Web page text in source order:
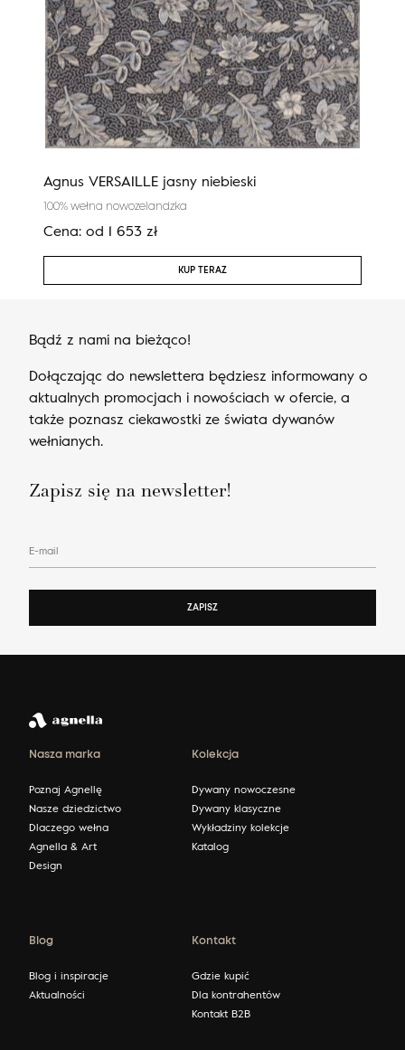
Agnus VERSAILLE jasny niebieski
100% wełna nowozelandzka
Cena: od 1 653 zł
KUP TERAZ
Bądź z nami na bieżąco!
Dołączając do newslettera będziesz informowany o
aktualnych promocjach i nowościach w ofercie, a
także poznasz ciekawostki ze świata dywanów
wełnianych.
Zapisz się na newsletter!
E-mail
ZAPISZ
Nasza marka
Poznaj Agnellę
Nasze dziedzictwo
Dlaczego wełna
Agnella & Art
Design
Kolekcja
Dywany nowoczesne
Dywany klasyczne
Wykładziny kolekcje
Katalog
Blog
Blog i inspiracje
Aktualności
Kontakt
Gdzie kupić
Dla kontrahentów
Kontakt B2B